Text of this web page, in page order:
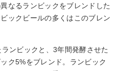
なるランビックをブレンドした
ックビールの多くはこのブレン
ンビックと、3年間発酵させた
ク5%をブレンド。ランビック